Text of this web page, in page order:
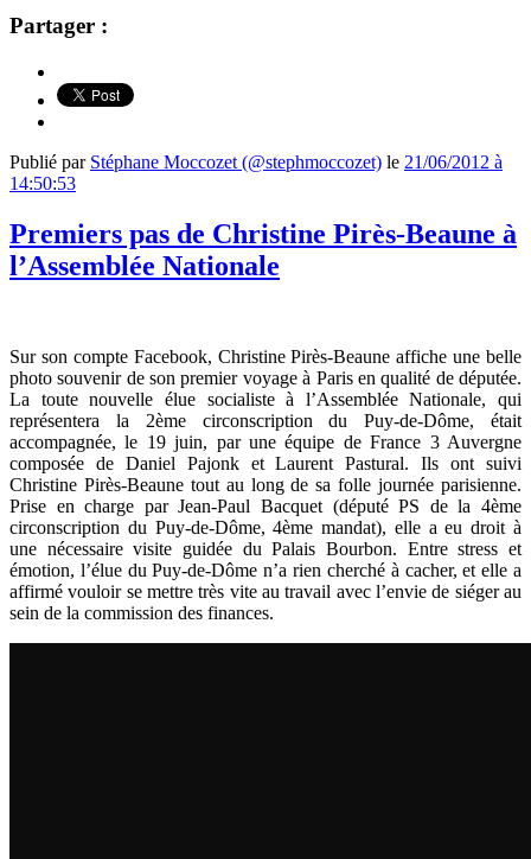
Partager :
Publié par Stéphane Moccozet (@stephmoccozet) le 21/06/2012 à
14:50:53
Premiers pas de Christine Pirès-Beaune à
l’Assemblée Nationale
Sur son compte Facebook, Christine Pirès-Beaune affiche une belle
photo souvenir de son premier voyage à Paris en qualité de députée.
La toute nouvelle élue socialiste à l’Assemblée Nationale, qui
représentera la 2ème circonscription du Puy-de-Dôme, était
accompagnée, le 19 juin, par une équipe de France 3 Auvergne
composée de Daniel Pajonk et Laurent Pastural. Ils ont suivi
Christine Pirès-Beaune tout au long de sa folle journée parisienne.
Prise en charge par Jean-Paul Bacquet (député PS de la 4ème
circonscription du Puy-de-Dôme, 4ème mandat), elle a eu droit à
une nécessaire visite guidée du Palais Bourbon. Entre stress et
émotion, l’élue du Puy-de-Dôme n’a rien cherché à cacher, et elle a
affirmé vouloir se mettre très vite au travail avec l’envie de siéger au
sein de la commission des finances.